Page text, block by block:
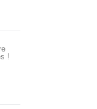
!